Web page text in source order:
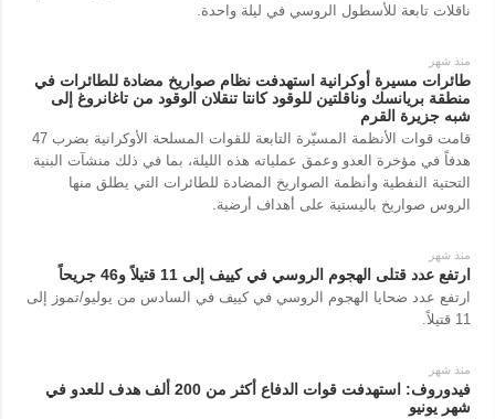
ناقلات تابعة للأسطول الروسي في ليلة واحدة.
منذ شهر
طائرات مسيرة أوكرانية استهدفت نظام صواريخ مضادة للطائرات في
منطقة بريانسك وناقلتين للوقود كانتا تنقلان الوقود من تاغانروغ إلى
شبه جزيرة القرم
قامت قوات الأنظمة المسيّرة التابعة للقوات المسلحة الأوكرانية بضرب 47
هدفاً في مؤخرة العدو وعمق عملياته هذه الليلة، بما في ذلك منشآت البنية
التحتية النفطية وأنظمة الصواريخ المضادة للطائرات التي يطلق منها
الروس صواريخ باليستية على أهداف أرضية.
منذ شهر
ارتفع عدد قتلى الهجوم الروسي في كييف إلى 11 قتيلاً و46 جريحاً
ارتفع عدد ضحايا الهجوم الروسي في كييف في السادس من يوليو/تموز إلى
11 قتيلاً.
منذ شهر
فيدوروف: استهدفت قوات الدفاع أكثر من 200 ألف هدف للعدو في
شهر يونيو